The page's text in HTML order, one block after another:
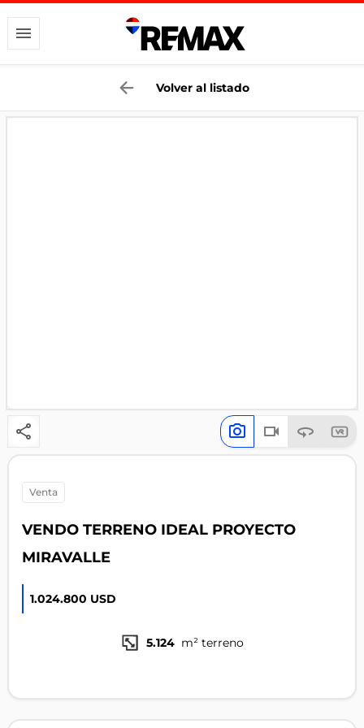
Volver al listado
venta
VENDO TERRENO IDEAL PROYECTO
MIRAVALLE
1.024.800 USD
5.124 m² terreno